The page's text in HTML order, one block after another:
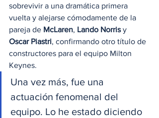
sobrevivir a una dramática primera
vuelta y alejarse cómodamente de la
pareja de McLaren, Lando Norris y
Oscar Piastri, confirmando otro título de
constructores para el equipo Milton
Keynes.
Una vez más, fue una
actuación fenomenal del
equipo. Lo he estado diciendo